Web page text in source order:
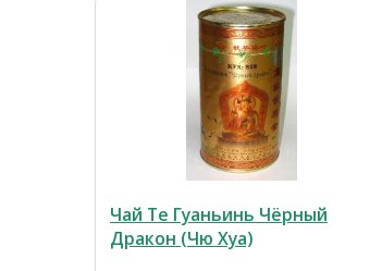
Чай Те Гуаньинь Чёрный
Дракон (Чю Хуа)